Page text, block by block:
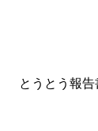
とうとう報